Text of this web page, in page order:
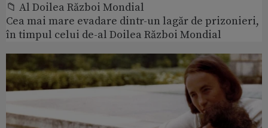
📁 Al Doilea Război Mondial
Cea mai mare evadare dintr-un lagăr de prizonieri,
în timpul celui de-al Doilea Război Mondial